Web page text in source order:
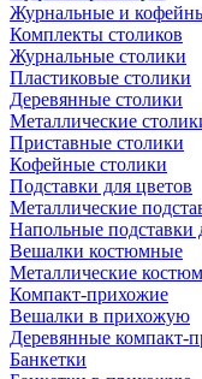
Журнальные и
Комплекты столиков
Журнальные столики
Пластиковые столики
Деревянные столики
Металлические
Приставные столики
Кофейные столики
Подставки для цветов
Металлические
Напольные подставки
Вешалки костюмные
Металлические
Компакт-прихожие
Вешалки в прихожую
Деревянные компакт-
Банкетки